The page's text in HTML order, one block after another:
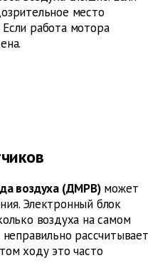
место
работа мотора
воздуха (ДМРВ)может
Электронный блок
воздуха на самом
рассчитывает
ходу это часто